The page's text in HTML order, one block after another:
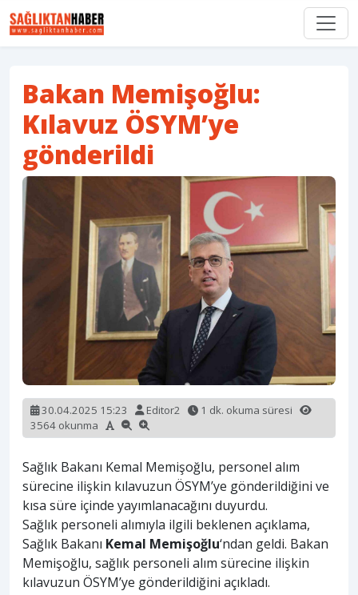
Bakan Memişoğlu:
Kılavuz ÖSYM’ye
gönderildi
30.04.2025 15:23 Editor2
1 dk. okuma süresi
3564 okunma
Sağlık Bakanı Kemal Memişoğlu, personel alım
sürecine ilişkin kılavuzun ÖSYM’ye gönderildiğini ve
kısa süre içinde yayımlanacağını duyurdu.
Sağlık personeli alımıyla ilgili beklenen açıklama,
Sağlık Bakanı Kemal Memişoğlu‘ndan geldi. Bakan
Memişoğlu, sağlık personeli alım sürecine ilişkin
kılavuzun ÖSYM’ye gönderildiğini açıkladı.